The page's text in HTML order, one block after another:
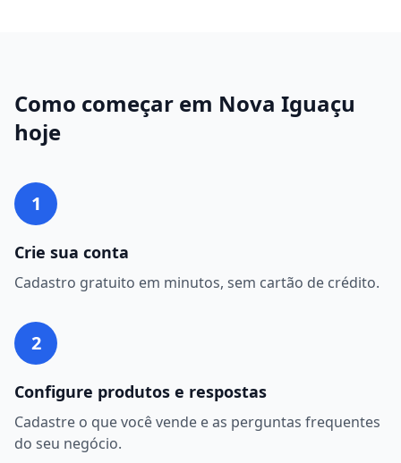
Como começar em Nova Iguaçu
hoje
1
Crie sua conta
Cadastro gratuito em minutos, sem cartão de crédito.
2
Configure produtos e respostas
Cadastre o que você vende e as perguntas frequentes
do seu negócio.